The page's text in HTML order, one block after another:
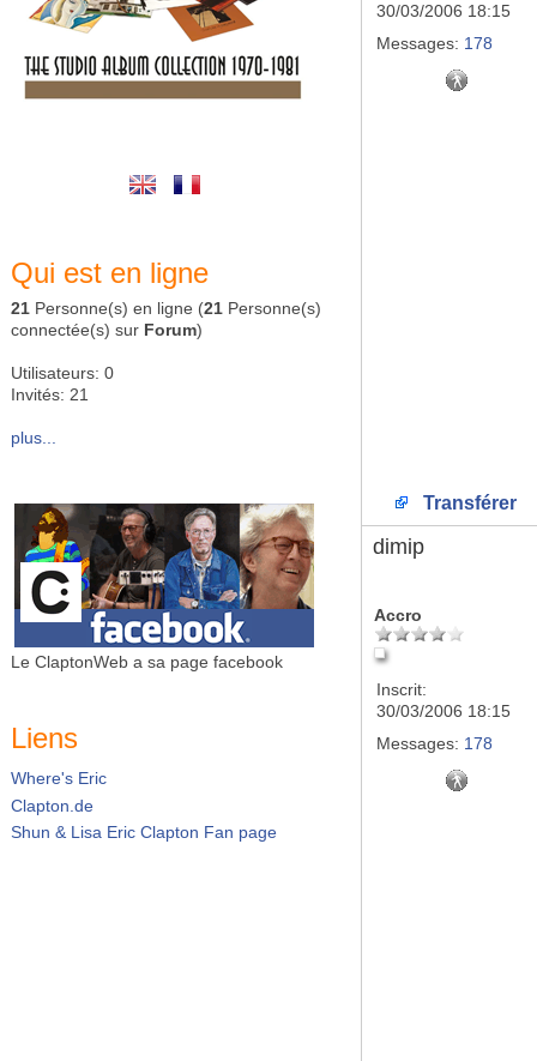
Qui est en ligne
21 Personne(s) en ligne (21 Personne(s)
connectée(s) sur Forum)
Utilisateurs: 0
Invités: 21
plus...
Le ClaptonWeb a sa page facebook
Liens
Where's Eric
Clapton.de
Shun & Lisa Eric Clapton Fan page
30/03/2006 18:15
Messages: 178
Transférer
dimip
Accro
Inscrit:
30/03/2006 18:15
Messages: 178